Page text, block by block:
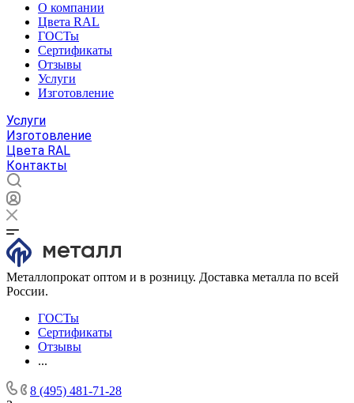
О компании
Цвета RAL
ГОСТы
Сертификаты
Отзывы
Услуги
Изготовление
Услуги
Изготовление
Цвета RAL
Контакты
Металлопрокат оптом и в розницу. Доставка металла по всей
России.
ГОСТы
Сертификаты
Отзывы
...
8 (495) 481-71-28